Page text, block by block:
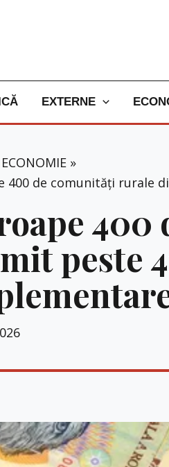
EXTERNE
ECONOMIE
400 de comunități rurale
400
peste